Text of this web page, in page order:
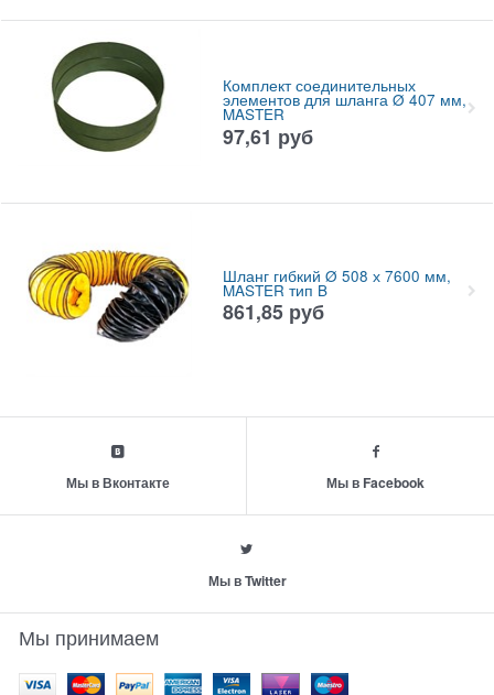
Комплект соединительных
элементов для шланга Ø 407 мм,
MASTER
97,61 руб
Шланг гибкий Ø 508 х 7600 мм,
MASTER тип B
861,85 руб
Мы в Вконтакте Мы в Facebook
Мы в Twitter
Мы принимаем